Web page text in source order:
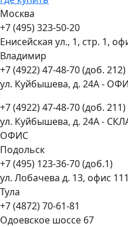
Москва
+7 (495) 323-50-20
Енисейская ул., 1, стр. 1,
Владимир
+7 (4922) 47-48-70 (доб. 212)
ул. Куйбышева, д. 24А -
+7 (4922) 47-48-70 (доб. 211)
ул. Куйбышева, д. 24А -
ОФИС
Подольск
+7 (495) 123-36-70 (доб.1)
ул. Лобачева д. 13, офис
Тула
+7 (4872) 70-61-81
Одоевское шоссе 67